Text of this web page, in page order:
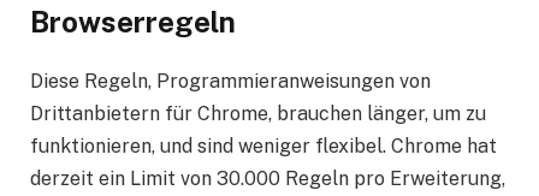
Browserregeln
Diese Regeln, Programmieranweisungen von
Drittanbietern für Chrome, brauchen länger, um zu
funktionieren, und sind weniger flexibel. Chrome hat
derzeit ein Limit von 30.000 Regeln pro Erweiterung,